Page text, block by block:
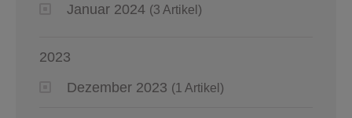
Januar 2024 (3 Artikel)
2023
Dezember 2023 (1 Artikel)